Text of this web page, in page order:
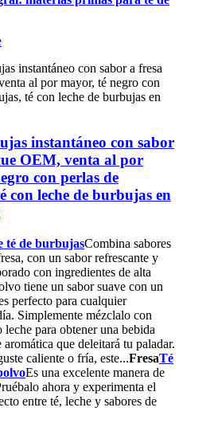
instantáneo con sabor
OEM, venta al por
con perlas de
con leche de burbujas en
té de burbujasCombina sabores
con un sabor refrescante y
con ingredientes de alta
tiene un sabor suave con un
perfecto para cualquier
Simplemente mézclalo con
leche para obtener una bebida
aromática que deleitará tu paladar.
caliente o fría, este...FresaTé
Es una excelente manera de
ahora y experimenta el
entre té, leche y sabores de